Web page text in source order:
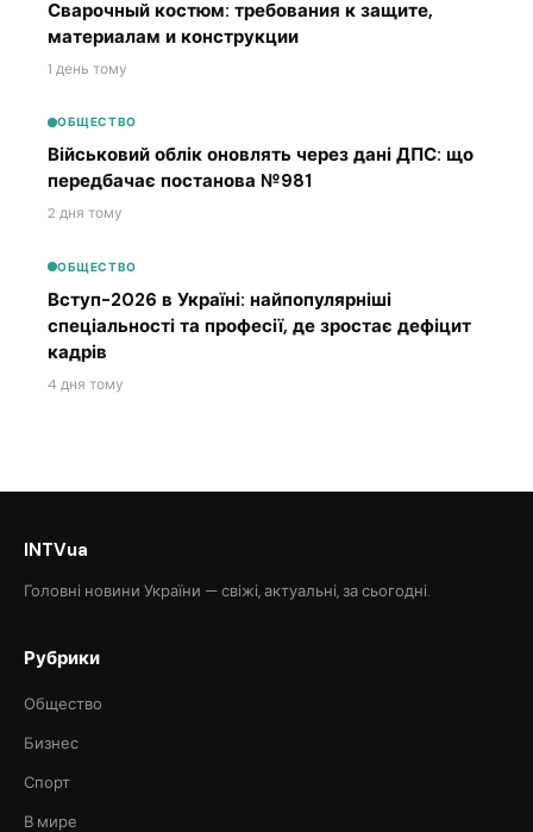
Сварочный костюм: требования к защите,
материалам и конструкции
1 день тому
ОБЩЕСТВО
Військовий облік оновлять через дані ДПС: що
передбачає постанова №981
2 дня тому
ОБЩЕСТВО
Вступ-2026 в Україні: найпопулярніші
спеціальності та професії, де зростає дефіцит
кадрів
4 дня тому
INTVua
Головні новини України — свіжі, актуальні, за сьогодні.
Рубрики
Общество
Бизнес
Спорт
В мире